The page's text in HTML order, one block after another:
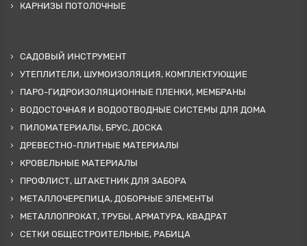
КАРНИЗЫ ПОТОЛОЧНЫЕ
САДОВЫЙ ИНСТРУМЕНТ
УТЕПЛИТЕЛИ, ШУМОИЗОЛЯЦИЯ, КОМПЛЕКТУЮЩИЕ
ПАРО-ГИДРОИЗОЛЯЦИОННЫЕ ПЛЕНКИ, МЕМБРАНЫ
ВОДОСТОЧНАЯ И ВОДООТВОДНЫЕ СИСТЕМЫ ДЛЯ ДОМА
ПИЛОМАТЕРИАЛЫ, БРУС, ДОСКА
ДРЕВЕСТНО-ПЛИТНЫЕ МАТЕРИАЛЫ
КРОВЕЛЬНЫЕ МАТЕРИАЛЫ
ПРОФЛИСТ, ШТАКЕТНИК ДЛЯ ЗАБОРА
МЕТАЛЛОЧЕРЕПИЦА, ДОБОРНЫЕ ЭЛЕМЕНТЫ
МЕТАЛЛОПРОКАТ, ТРУБЫ, АРМАТУРА, КВАДРАТ
СЕТКИ ОБЩЕСТРОИТЕЛЬНЫЕ, РАБИЦА